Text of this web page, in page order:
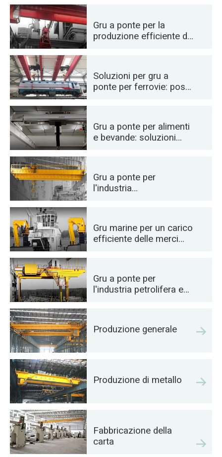
aeromobili
Gru a ponte per la
produzione efficiente di
prefabbricato
Soluzioni per gru a
ponte per ferrovie: posa
movimentazione
container
Gru a ponte per alimenti
e bevande: soluzioni
efficiente
Gru a ponte per
l'industria
automazione efficienti
Gru marine per un carico
efficiente delle merci
Gru a ponte per
l'industria petrolifera e
Produzione generale
Produzione di metallo
Fabbricazione della
carta